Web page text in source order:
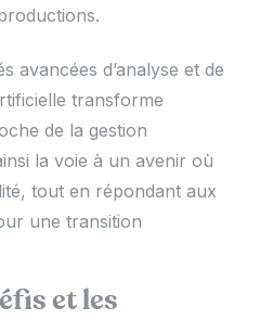
avancées d’analyse et de
transforme
de la gestion
la voie à un avenir où
tout en répondant aux
une transition
et les